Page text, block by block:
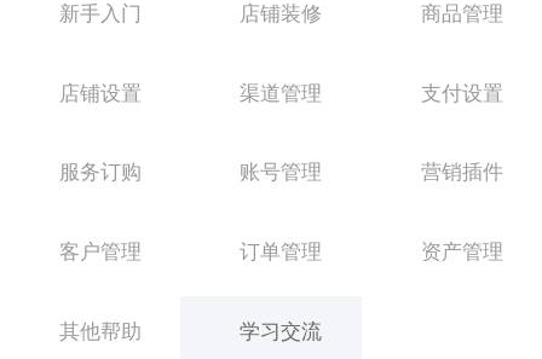
新手入门 店铺装修 商品管理
店铺设置 渠道管理 支付设置
服务订购 账号管理 营销插件
客户管理 订单管理 资产管理
其他帮助 学习交流